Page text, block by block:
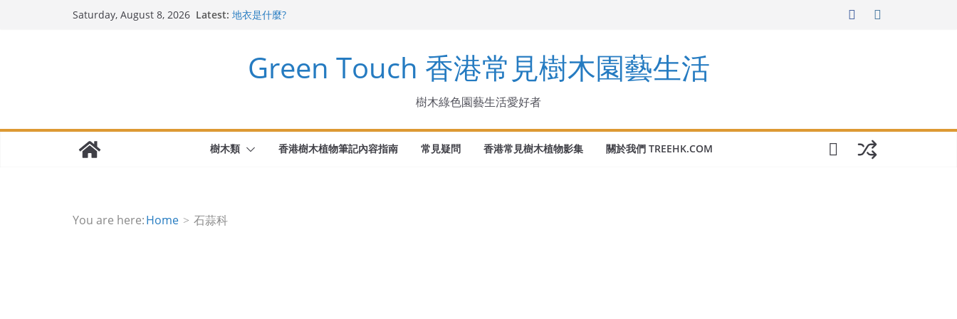
Saturday, August 8, 2026 Latest: 地衣是什麼?
千里光 Senecio scandens Buch.-Ham. ex D. Don
無憂樹 Saraca Asoka
Green Touch 香港常見樹木園藝生活
樹木綠色園藝生活愛好者
樹木類 香港樹木植物筆記內容指南 常見疑問 香港常見樹木植物影集 關於我們 TREEHK.COM
You are here:Home 石蒜科